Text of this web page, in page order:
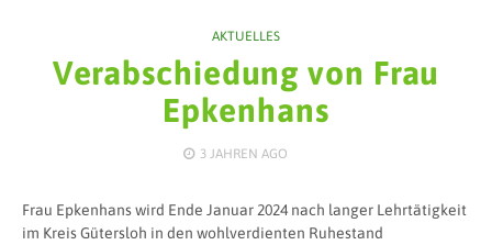
AKTUELLES
Verabschiedung von Frau
Epkenhans
3 JAHREN AGO
Frau Epkenhans wird Ende Januar 2024 nach langer Lehrtätigkeit
im Kreis Gütersloh in den wohlverdienten Ruhestand